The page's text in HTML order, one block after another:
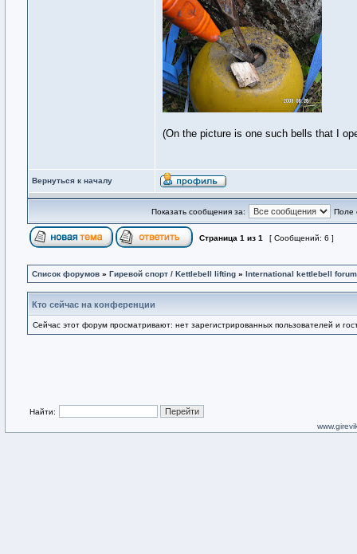
(On the picture is one such bells that I
Вернуться к началу
Показать сообщения за: Поле
Страница 1 из 1 [ Сообщений: 6 ]
Список форумов » Гиревой спорт / Kettlebell lifting » International kettlebell forum
Кто сейчас на конференции
Сейчас этот форум просматривают: нет зарегистрированных пользователей и
Найти: